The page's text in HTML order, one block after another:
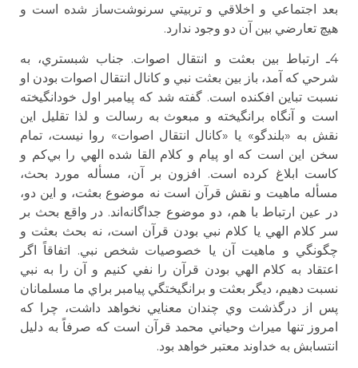
بعد اجتماعي و اخلاقي و تربيتي سرنوشت‌ساز شده است و
هيچ تعارضي بين آن دو وجود ندارد.
4ـ ارتباط بين بعثت و انتقال اصوات. جناب شبستري، به
شرحي كه آمد، باز بين بعثت نبي و كانال انتقال اصوات بودن او
نسبت تباين افكنده است. گفته شد كه پيامبر اول خودانگيخته
است و آنگاه برانگيخته و مبعوث به رسالت و لذا تقليل اين
نقش به «بلندگو» يا «كانال انتقال اصوات» روا نيست، تمام
سخن اين است كه او پيام و كلام القا شده الهي را بي‌كم و
كاست ابلاغ كرده است. افزون بر آن،‌ مسأله مورد بحث،
مسأله ماهيت و نقش قرآن است نه موضوع بعثت، و اين دو،
در عين ارتباط با هم، دو موضوع جداگانه‌اند. در واقع بحث بر
سر كلام الهي يا كلام نبي بودن قرآن است، نه بحث بعثت و
چگونگي و ماهيت آن يا خصوصيات شخص نبي. اتفاقاً اگر
اعتقاد به كلام الهي بودن قرآن را نفي كنيم و آن را به نبي
نسبت دهيم، ديگر بعثت و برانگيختگي پيامبر براي ما مسلمانان
پس از درگذشت وي چندان معنايي نخواهد داشت، چرا كه
امروز تنها ميراث وحياني محمد قرآن است كه صرفاً به دليل
انتسابش به خداوند معتبر خواهد بود.